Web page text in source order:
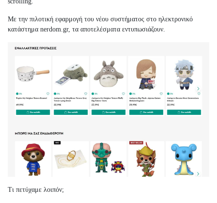
Με την πιλοτική εφαρμογή του νέου συστήματος στο ηλεκτρονικό
κατάστημα nerdom.gr, τα αποτελέσματα εντυπωσιάζουν.
Τι πετύχαμε λοιπόν;